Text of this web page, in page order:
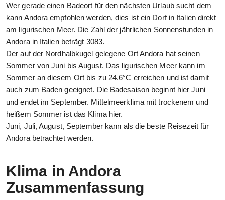
Wer gerade einen Badeort für den nächsten Urlaub sucht dem
kann Andora empfohlen werden, dies ist ein Dorf in Italien direkt
am ligurischen Meer. Die Zahl der jährlichen Sonnenstunden in
Andora in Italien beträgt 3083.
Der auf der Nordhalbkugel gelegene Ort Andora hat seinen
Sommer von Juni bis August. Das ligurischen Meer kann im
Sommer an diesem Ort bis zu 24.6°C erreichen und ist damit
auch zum Baden geeignet. Die Badesaison beginnt hier Juni
und endet im September. Mittelmeerklima mit trockenem und
heißem Sommer ist das Klima hier.
Juni, Juli, August, September kann als die beste Reisezeit für
Andora betrachtet werden.
Klima in Andora
Zusammenfassung